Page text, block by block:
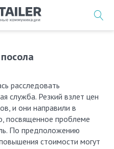
служба. Резкий взлет цен
и они направили в
посвященное проблеме
По предположению
стоимости могут